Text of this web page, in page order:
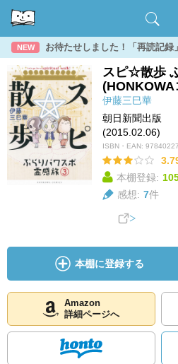
NEW お待たせしました！「再読記録
スピ☆散歩
(HONKOWA
伊藤三巳華
朝日新聞出版
(2015.02.06)
ISBN・EAN:
本棚登録:
感想: 7件
本棚に登録する
Amazon
詳細ページへ